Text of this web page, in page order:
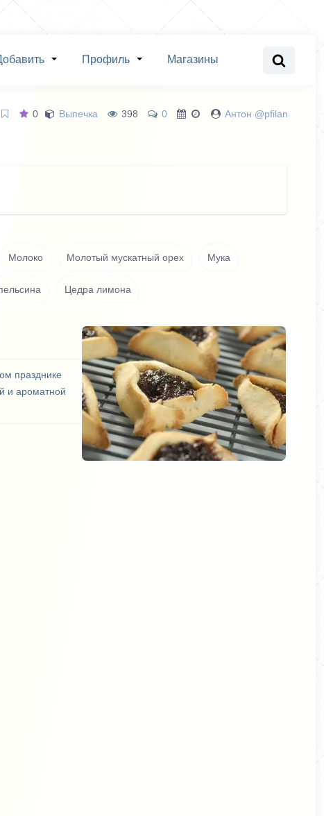
Профиль Магазины
0 Выпечка 398 0 Антон @pfilan
Молоко Молотый мускатный орех Мука
Цедра лимона
празднике
и ароматной